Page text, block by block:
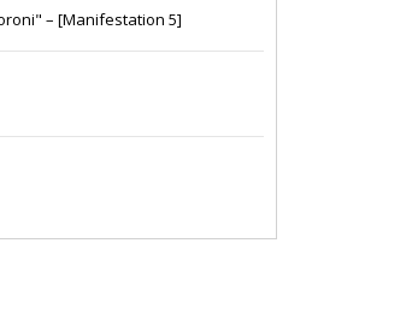
– [Manifestation 5]